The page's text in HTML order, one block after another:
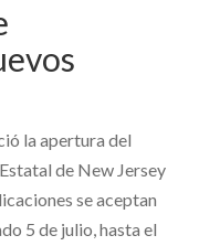
la apertura del
de New Jersey
se aceptan
5 de julio, hasta el